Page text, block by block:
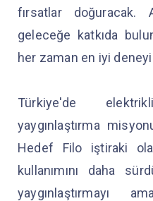
fırsatlar doğuracak.
geleceğe katkıda
her zaman en iyi
Türkiye'de
yaygınlaştırma
Hedef Filo iştiraki
kullanımını daha
yaygınlaştırmayı